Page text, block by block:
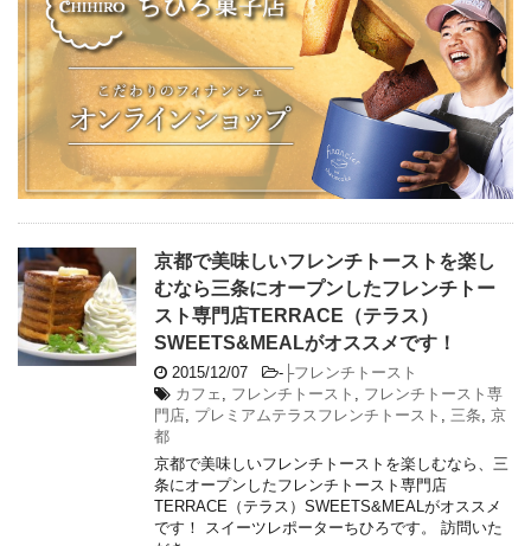
京都で美味しいフレンチトーストを楽し
むなら三条にオープンしたフレンチトー
スト専門店TERRACE（テラス）
SWEETS&MEALがオススメです！
2015/12/07 - ├フレンチトースト
カフェ , フレンチトースト , フレンチトースト専
門店, プレミアムテラスフレンチトースト , 三条, 京
都
京都で美味しいフレンチトーストを楽しむなら、三
条にオープンしたフレンチトースト専門店
TERRACE（テラス）SWEETS&MEALがオススメ
です！ スイーツレポーターちひろです。 訪問いた